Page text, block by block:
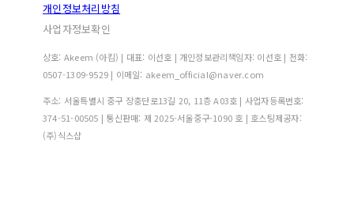
개인정보처리방침
사업자정보확인
상호: Akeem (아킴) | 대표: 이선호 | 개인정보관리책임자: 이선호 | 전화:
0507-1309-9529 | 이메일: akeem_official@naver.com
주소: 서울특별시 중구 장충단로13길 20, 11층 A03호 | 사업자등록번호:
374-51-00505 | 통신판매: 제 2025-서울중구-1090 호 | 호스팅제공자:
(주)식스샵